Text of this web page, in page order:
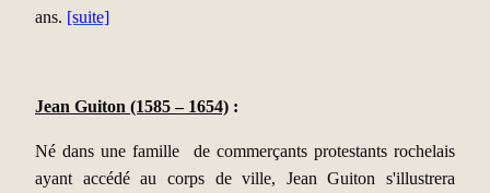
ans. [suite]
Jean Guiton (1585 – 1654) :
Né dans une famille de commerçants protestants rochelais
ayant accédé au corps de ville, Jean Guiton s'illustrera